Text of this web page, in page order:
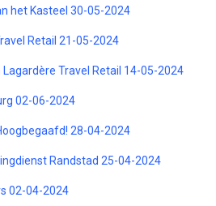
het Kasteel 30-05-2024
Retail 21-05-2024
Travel Retail 14-05-2024
02-06-2024
28-04-2024
Randstad 25-04-2024
02-04-2024